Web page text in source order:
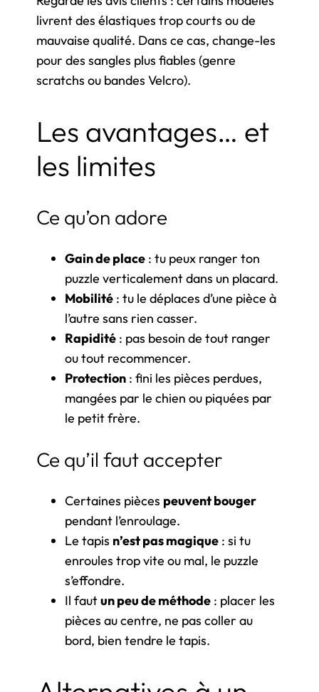
livrent des élastiques trop courts ou de
mauvaise qualité. Dans ce cas, change-les
pour des sangles plus fiables (genre
scratchs ou bandes Velcro).
Les avantages… et
les limites
Ce qu’on adore
Gain de place: tu peux ranger ton
puzzle verticalement dans un placard.
Mobilité: tu le déplaces d’une pièce à
l’autre sans rien casser.
Rapidité: pas besoin de tout ranger
ou tout recommencer.
Protection: fini les pièces perdues,
mangées par le chien ou piquées par
le petit frère.
Ce qu’il faut accepter
Certaines pièces peuvent bouger
pendant l’enroulage.
Le tapis n’est pas magique: si tu
enroules trop vite ou mal, le puzzle
s’effondre.
Il fautun peu de méthode: placer les
pièces au centre, ne pas coller au
bord, bien tendre le tapis.